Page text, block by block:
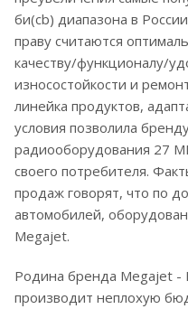
би(cb) диапазона в
праву считаются
качеству/функционалу/
износостойкости и
линейка продуктов,
условия позволила
радиооборудования 27
своего потребителя.
продаж говорят, что по
автомобилей,
Megajet.
Родина бренда Megajet -
производит неплохую